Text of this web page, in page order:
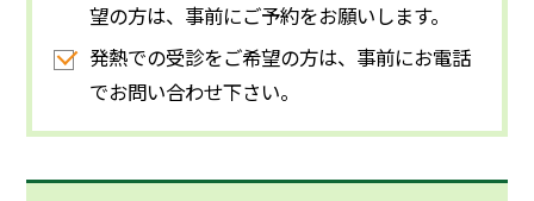
望の方は、事前にご予約をお願いします。
発熱での受診をご希望の方は、事前にお電話
でお問い合わせ下さい。